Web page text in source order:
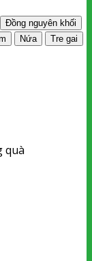
Đồng nguyên khối
Nứa
Tre gai
quà